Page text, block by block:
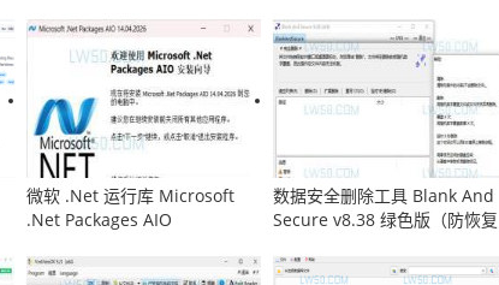
微软 .Net 运行库 Microsoft
.Net Packages AIO
数据安全删除工具 Blank And
Secure v8.38 绿色版（防恢复